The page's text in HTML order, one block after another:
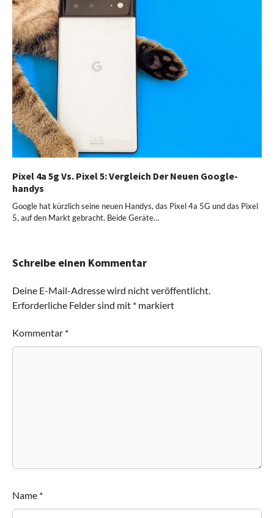
Pixel 4a 5g Vs. Pixel 5: Vergleich Der Neuen Google-
handys
Google hat kürzlich seine neuen Handys, das Pixel 4a 5G und das Pixel
5, auf den Markt gebracht. Beide Geräte…
Schreibe einen Kommentar
Deine E-Mail-Adresse wird nicht veröffentlicht.
Erforderliche Felder sind mit * markiert
Kommentar *
Name *